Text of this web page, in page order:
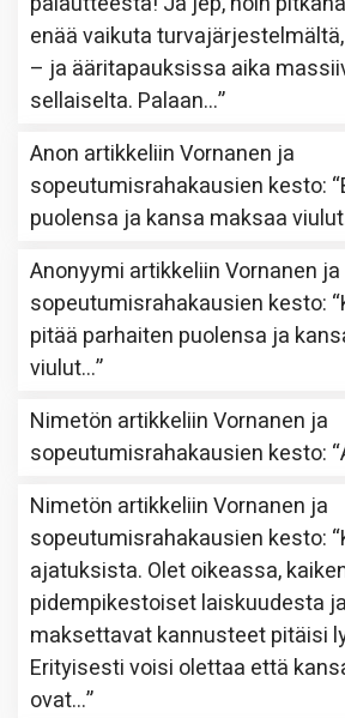
enää vaikuta
– ja ääritapauksissa aika
sellaiselta. Palaan…”
Anon artikkeliinVornanen ja
sopeutumisrahakausien kesto: “
puolensa ja kansa maksaa
Anonyymi artikkeliinVornanen ja
sopeutumisrahakausien kesto: “
pitää parhaiten puolensa ja
viulut…”
Nimetön artikkeliinVornanen ja
sopeutumisrahakausien kesto: “
Nimetön artikkeliinVornanen ja
sopeutumisrahakausien kesto: “
ajatuksista. Olet oikeassa,
pidempikestoiset laiskuudesta
maksettavat kannusteet pitäisi
Erityisesti voisi olettaa että
ovat…”